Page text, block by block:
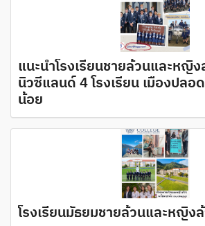
แนะนำโรงเรียนชายล้วนและหญิง
นิวซีแลนด์ 4 โรงเรียน เมืองปลอ
น้อย
โรงเรียนมัธยมชายล้วนและหญิ